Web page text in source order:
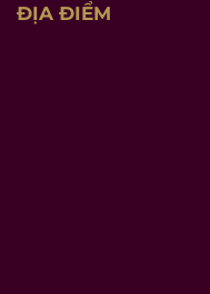
ĐỊA ĐIỂM